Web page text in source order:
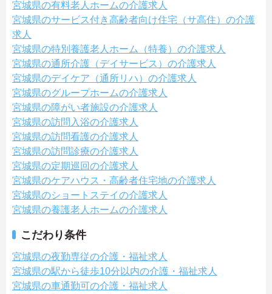
宮城県の有料老人ホームの介護求人
宮城県のサービス付き高齢者向け住宅（サ高住）の介護
求人
宮城県の特別養護老人ホーム（特養）の介護求人
宮城県の通所介護（デイサービス）の介護求人
宮城県のデイケア（通所リハ）の介護求人
宮城県のグループホームの介護求人
宮城県の障がい者施設の介護求人
宮城県の訪問入浴の介護求人
宮城県の訪問看護の介護求人
宮城県の訪問診療の介護求人
宮城県の定期巡回の介護求人
宮城県のケアハウス・高齢者住宅地の介護求人
宮城県のショートステイの介護求人
宮城県の養護老人ホームの介護求人
こだわり条件
宮城県の夜勤専従の介護・福祉求人
宮城県の駅から徒歩10分以内の介護・福祉求人
宮城県の車通勤可の介護・福祉求人